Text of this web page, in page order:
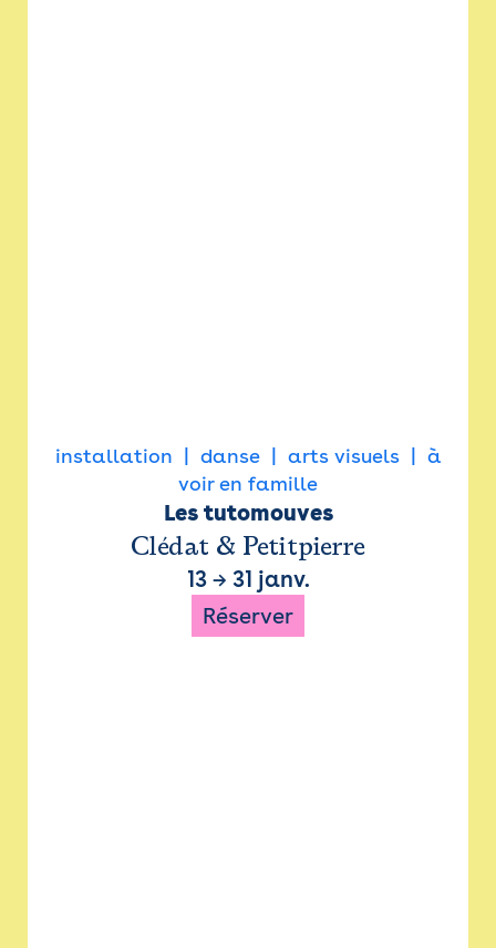
installation danse arts visuels
à
voir en famille
Les tutomouves
Clédat & Petitpierre
13→ 31 janv.
Réserver